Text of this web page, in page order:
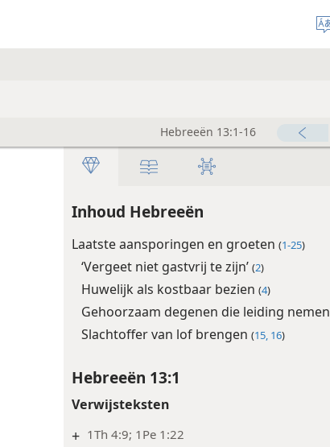
Hebreeën 13:1-16
Inhoud Hebreeën
Laatste aansporingen en groeten (1-25)
‘Vergeet niet gastvrij te zijn’ (2)
Huwelijk als kostbaar bezien (4)
Gehoorzaam degenen die leiding nemen
Slachtoffer van lof brengen (15, 16)
Hebreeën 13:1
Verwijsteksten
+ 1Th 4:9; 1Pe 1:22